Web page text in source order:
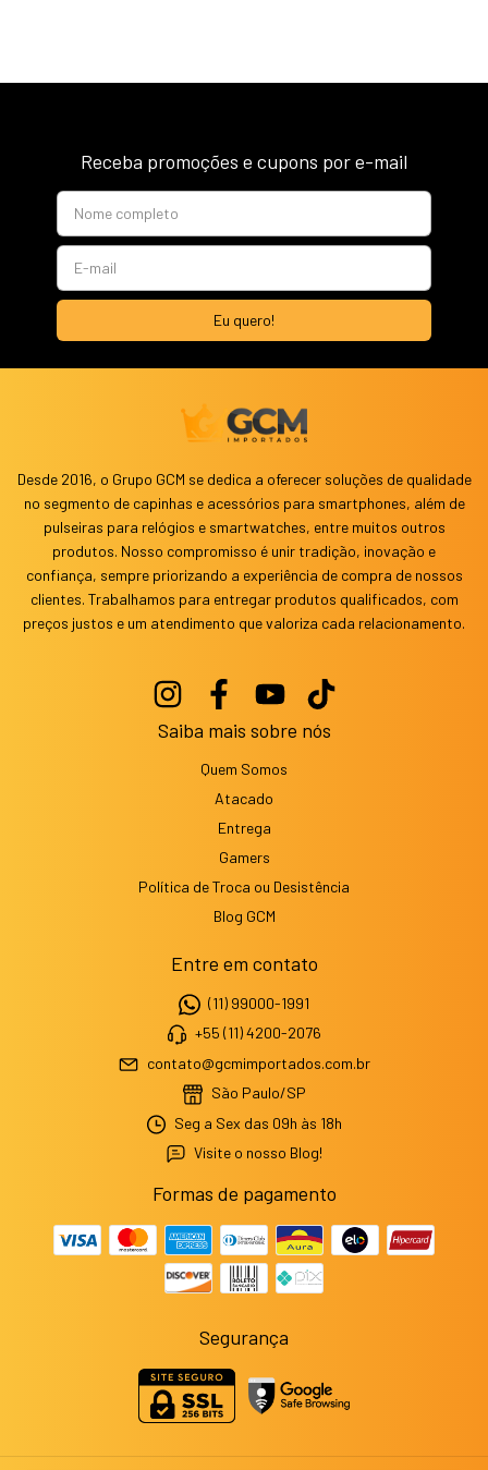
Receba promoções e cupons por e-mail
Desde 2016, o Grupo GCM se dedica a oferecer soluções de qualidade
no segmento de capinhas e acessórios para smartphones, além de
pulseiras para relógios e smartwatches, entre muitos outros
produtos. Nosso compromisso é unir tradição, inovação e
confiança, sempre priorizando a experiência de compra de nossos
clientes. Trabalhamos para entregar produtos qualificados, com
preços justos e um atendimento que valoriza cada relacionamento.
Saiba mais sobre nós
Quem Somos
Atacado
Entrega
Gamers
Política de Troca ou Desistência
Blog GCM
Entre em contato
(11) 99000-1991
+55 (11) 4200-2076
contato@gcmimportados.com.br
São Paulo/SP
Seg a Sex das 09h às 18h
Visite o nosso Blog!
Formas de pagamento
Segurança